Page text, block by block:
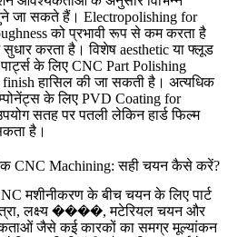
जा सकते हैं। Electropolishing for
को प्रभावी रूप से कम करता है
करता है। विशेष aesthetic या फ्लूड
के लिए CNC Part Polishing
हासिल की जा सकती है। अत्यधिक
के लिए PVD Coating for
सतह पर पतली लेकिन हार्ड फिल्म
है।
CNC Machining: सही चयन कैसे करें?
मशीनीकरण के बीच चयन के लिए पार्ट
लक्ष्य ����, मटेरियल चयन और
जैसे कई कारकों का समग्र मूल्यांकन